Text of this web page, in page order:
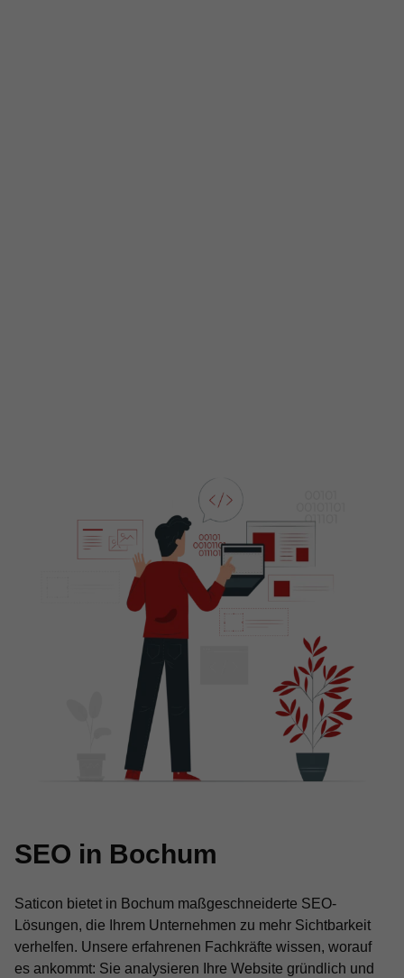
SEO in Bochum
Saticon bietet in Bochum maßgeschneiderte SEO-
Lösungen, die Ihrem Unternehmen zu mehr Sichtbarkeit
verhelfen. Unsere erfahrenen Fachkräfte wissen, worauf
es ankommt: Sie analysieren Ihre Website gründlich und